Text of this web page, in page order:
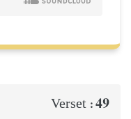
Verset :49